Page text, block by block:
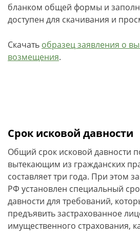
бланком общей формы и
доступен для скачивания и
Скачать образец заявления о
возмещения.
Срок исковой давности
Общий срок исковой давности
вытекающим из гражданских
составляет три года. При этом
РФ установлен специальный
давности для требований,
предъявить застрахованное
имущественного страхования,